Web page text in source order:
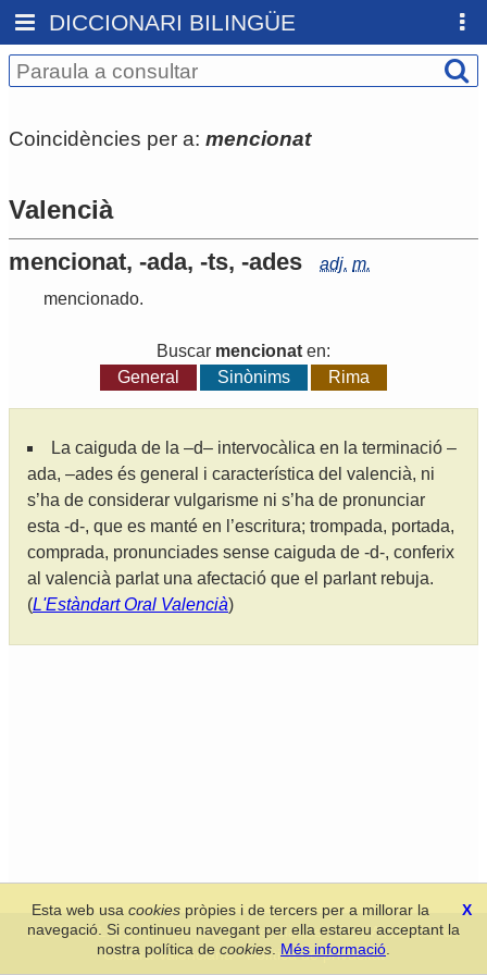
DICCIONARI BILINGÜE
Coincidències per a: mencionat
Valencià
mencionat, -ada, -ts, -ades adj. m.
mencionado.
Buscar mencionat en:
General
Sinònims Rima
La caiguda de la –d– intervocàlica en la terminació –
ada, –ades és general i característica del valencià, ni
s’ha de considerar vulgarisme ni s’ha de pronunciar
esta -d-, que es manté en l’escritura; trompada, portada,
comprada, pronunciades sense caiguda de -d-, conferix
al valencià parlat una afectació que el parlant rebuja.
(L'Estàndart Oral Valencià)
Secció de Llengua i Lliteratura Valencianes-Real Acadèmia de
Cultura Valenciana-Política de privacitat
X
Esta web usacookies pròpies i de tercers per a millorar la
navegació. Si continueu navegant per ella estareu acceptant la
nostra política de cookies Més informació